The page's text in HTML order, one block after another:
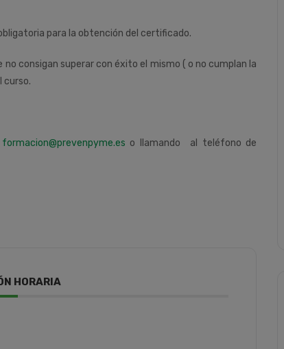
para la obtención del certificado.
consigan superar con éxito el mismo ( o no cumplan la
curso.
formacion@prevenpyme.es o llamando al teléfono de
HORARIA